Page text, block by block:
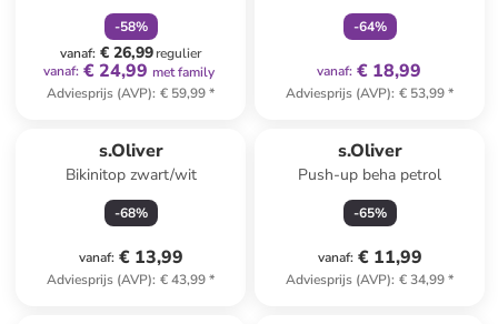
-58%
vanaf: € 26,99regulier
vanaf: € 24,99 met family
Adviesprijs (AVP): € 59,99*
-64%
vanaf: € 18,99
Adviesprijs (AVP): € 53,99*
s.Oliver
Bikinitop zwart/wit
-68%
vanaf: € 13,99
Adviesprijs (AVP): € 43,99*
s.Oliver
Push-up beha petrol
-65%
vanaf: € 11,99
Adviesprijs (AVP): € 34,99*